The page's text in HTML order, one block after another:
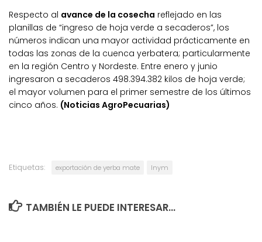
Respecto al avance de la cosecha reflejado en las
planillas de “ingreso de hoja verde a secaderos”, los
números indican una mayor actividad prácticamente en
todas las zonas de la cuenca yerbatera; particularmente
en la región Centro y Nordeste. Entre enero y junio
ingresaron a secaderos 498.394.382 kilos de hoja verde;
el mayor volumen para el primer semestre de los últimos
cinco años. (Noticias AgroPecuarias)
Etiquetas: exportación de yerba mate Inym
TAMBIÉN LE PUEDE INTERESAR...